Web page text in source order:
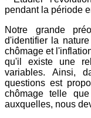
pendant la période
Notre grande
d'identifier la
chômage et
qu'il existe une
variables. Ainsi,
questions est
chômage telle
auxquelles, nous